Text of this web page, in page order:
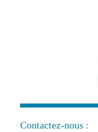
Contactez-nous :